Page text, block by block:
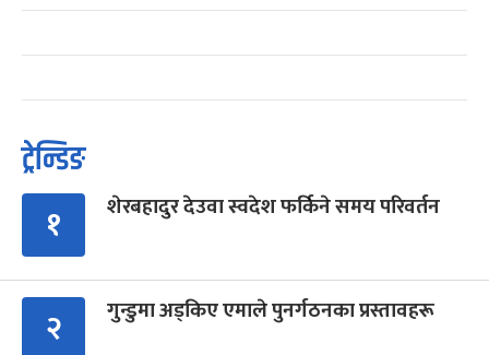
ट्रेन्डिङ
१ शेरबहादुर देउवा स्वदेश फर्किने समय परिवर्तन
२ गुन्डुमा अड्किए एमाले पुनर्गठनका प्रस्तावहरू